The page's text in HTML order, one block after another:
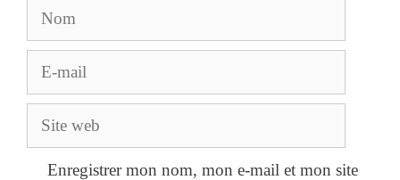
Nom
E-
Site
Enregistrer mon nom, mon e-mail et mon site